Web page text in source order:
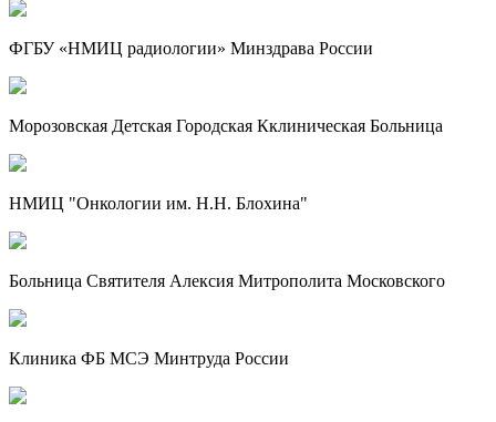
ФГБУ «НМИЦ радиологии» Минздрава России
Морозовская Детская Городская Кклиническая Больница
НМИЦ "Онкологии им. Н.Н. Блохина"
Больница Святителя Алексия Митрополита Московского
Клиника ФБ МСЭ Минтруда России